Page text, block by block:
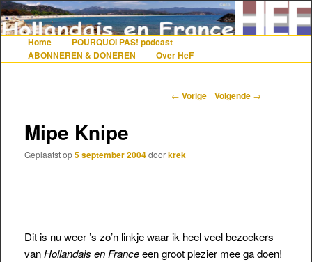
De gezelligste website voor Nederlanders die iets met Frankrijk hebben
HoofdmenuSpring naar de primaire inhoud
Spring naar de secundaire inhoud
Home
POURQUOI PAS! podcast
ABONNEREN & DONEREN
Over HeF
Berichtnavigatie
← Vorige Volgende →
Mipe Knipe
Geplaatst op5 september 2004doorkrek
Dit is nu weer ’s zo’n linkje waar ik heel veel bezoekers
vanHollandais en Franceeen groot plezier mee ga doen!